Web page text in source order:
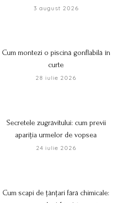
3 august 2026
Cum montezi o piscină gonflabilă în
curte
28 iulie 2026
Secretele zugrăvitului: cum previi
apariția urmelor de vopsea
24 iulie 2026
Cum scapi de țânțari fără chimicale: